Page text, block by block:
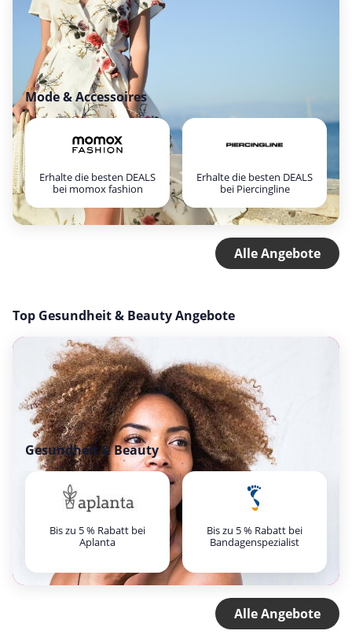
Mode & Accessoires
Erhalte die besten DEALS
bei momox fashion
Erhalte die besten DEALS
bei Piercingline
Alle Angebote
Top Gesundheit & Beauty Angebote
Gesundheit & Beauty
Bis zu 5 % Rabatt bei
Aplanta
Bis zu 5 % Rabatt bei
Bandagenspezialist
Alle Angebote